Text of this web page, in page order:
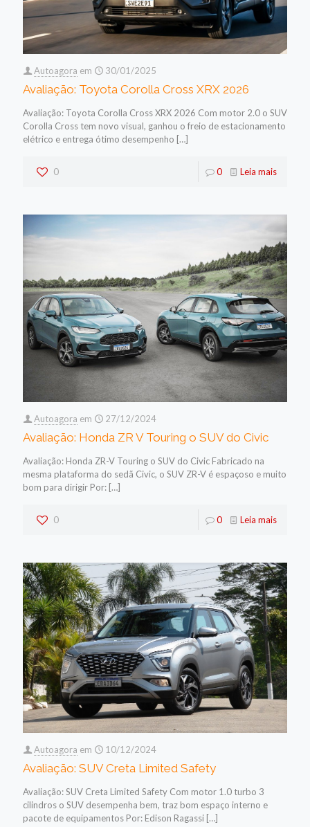
Autoagora em 30/01/2025
Avaliação: Toyota Corolla Cross XRX 2026
Avaliação: Toyota Corolla Cross XRX 2026 Com motor 2.0 o SUV
Corolla Cross tem novo visual, ganhou o freio de estacionamento
elétrico e entrega ótimo desempenho […]
0 0 Leia mais
Autoagora em 27/12/2024
Avaliação: Honda ZR V Touring o SUV do Civic
Avaliação: Honda ZR-V Touring o SUV do Civic Fabricado na
mesma plataforma do sedã Civic, o SUV ZR-V é espaçoso e muito
bom para dirigir Por: […]
0 0 Leia mais
Autoagora em 10/12/2024
Avaliação: SUV Creta Limited Safety
Avaliação: SUV Creta Limited Safety Com motor 1.0 turbo 3
cilindros o SUV desempenha bem, traz bom espaço interno e
pacote de equipamentos Por: Edison Ragassi […]